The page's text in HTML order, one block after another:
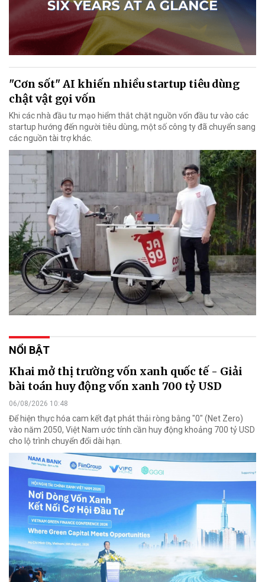
"Cơn sốt" AI khiến nhiều startup tiêu dùng
chật vật gọi vốn
Khi các nhà đầu tư mạo hiểm thắt chặt nguồn vốn đầu tư vào các
startup hướng đến người tiêu dùng, một số công ty đã chuyển sang
các nguồn tài trợ khác.
NỔI BẬT
Khai mở thị trường vốn xanh quốc tế - Giải
bài toán huy động vốn xanh 700 tỷ USD
06/08/2026 10:48
Để hiện thực hóa cam kết đạt phát thải ròng bằng "0" (Net Zero)
vào năm 2050, Việt Nam ước tính cần huy động khoảng 700 tỷ USD
cho lộ trình chuyển đổi dài hạn.